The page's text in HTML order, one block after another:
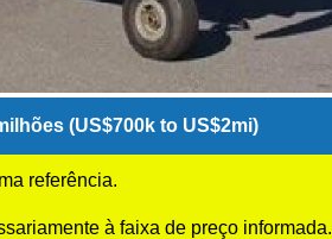
(US$700k to US$2mi)
referência.
à faixa de preço informada.